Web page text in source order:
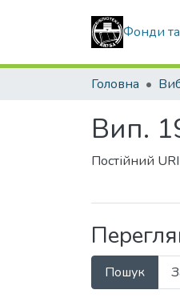
Фонди
Головна
Вип.
Постійний
Пошук